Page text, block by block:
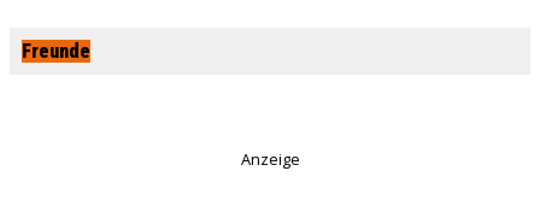
Freunde
Anzeige